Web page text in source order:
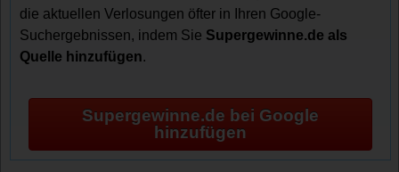
die aktuellen Verlosungen öfter in Ihren Google-
Suchergebnissen, indem Sie Supergewinne.de als
Quelle hinzufügen.
Supergewinne.de bei Google
hinzufügen